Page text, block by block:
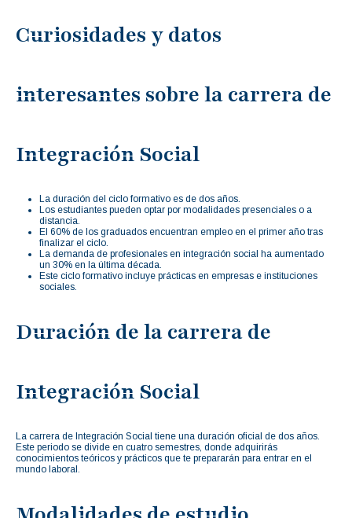
Curiosidades y datos
interesantes sobre la carrera de
Integración Social
La duración del ciclo formativo es de dos años.
Los estudiantes pueden optar por modalidades presenciales o a
distancia.
El 60% de los graduados encuentran empleo en el primer año tras
finalizar el ciclo.
La demanda de profesionales en integración social ha aumentado
un 30% en la última década.
Este ciclo formativo incluye prácticas en empresas e instituciones
sociales.
Duración de la carrera de
Integración Social
La carrera de Integración Social tiene una duración oficial de dos años.
Este periodo se divide en cuatro semestres, donde adquirirás
conocimientos teóricos y prácticos que te prepararán para entrar en el
mundo laboral.